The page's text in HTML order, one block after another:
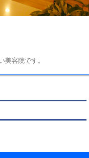
容院です。